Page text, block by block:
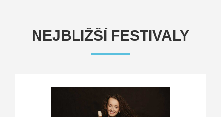
deneme bonusu
NEJBLIŽŠÍ FESTIVALY